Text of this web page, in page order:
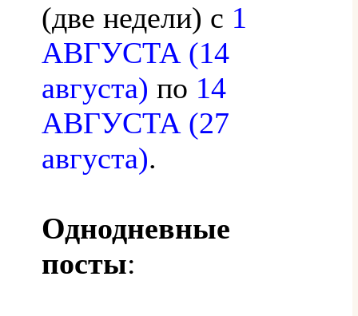
(две недели) с 1
АВГУСТА (14
августа) по 14
АВГУСТА (27
августа).
Однодневные
посты: